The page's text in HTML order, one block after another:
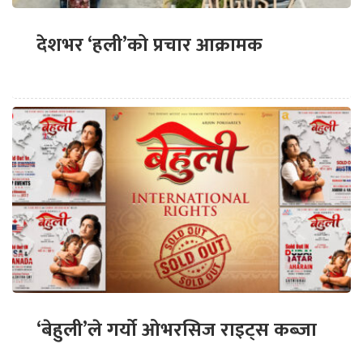
देशभर ‘हली’को प्रचार आक्रामक
‘बेहुली’ले गर्यो ओभरसिज राइट्स कब्जा